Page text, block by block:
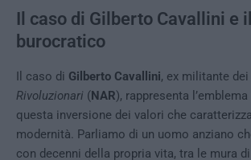
Il caso di Gilberto Cavallini e
burocratico
Il caso di Gilberto Cavallini, ex militante dei
Rivoluzionari (NAR), rappresenta
questa inversione dei valori che
modernità. Parliamo di un uomo anziano
con decenni della propria vita, tra le mura